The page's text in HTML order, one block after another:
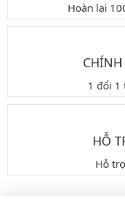
Hoàn lại
1 đổi 1
HỖ
Hỗ